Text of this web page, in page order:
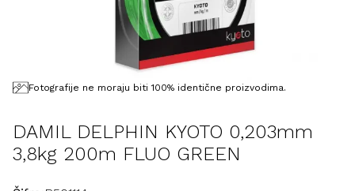
Fotografije ne moraju biti 100% identične proizvodima.
DAMIL DELPHIN KYOTO 0,203mm
3,8kg 200m FLUO GREEN